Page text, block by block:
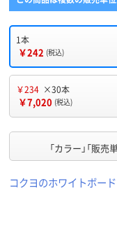
1本
￥242 (税込)
￥234 ×30本
￥7,020 (税込)
「カラー」「販売
コクヨのホワイトボー